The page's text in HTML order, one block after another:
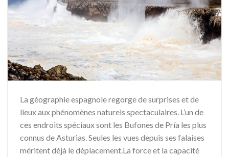
La géographie espagnole regorge de surprises et de
lieux aux phénomènes naturels spectaculaires. L’un de
ces endroits spéciaux sont les Bufones de Pría les plus
connus de Asturias. Seules les vues depuis ses falaises
méritent déjà le déplacement.La force et la capacité